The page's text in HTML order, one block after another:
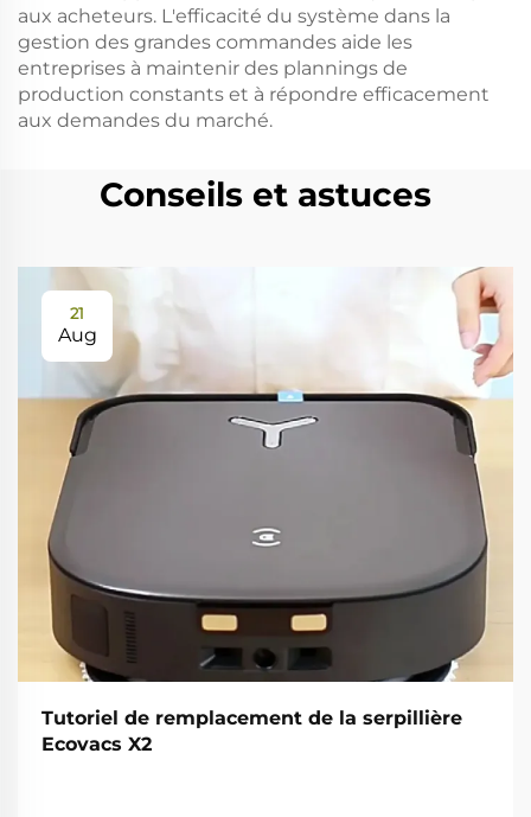
aux acheteurs. L'efficacité du système dans la
gestion des grandes commandes aide les
entreprises à maintenir des plannings de
production constants et à répondre efficacement
aux demandes du marché.
Conseils et astuces
21
Aug
Tutoriel de remplacement de la serpillière
Ecovacs X2